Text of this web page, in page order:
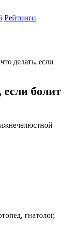
Рейтинги
делать, если
болит
гнатолог,